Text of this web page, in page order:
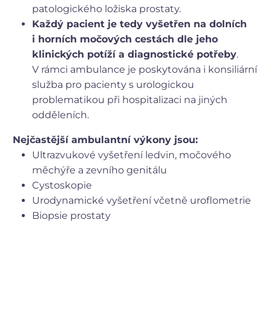
patologického ložiska prostaty.
Každý pacient je tedy vyšetřen na dolních
i horních močových cestách dle jeho
klinických potíží a diagnostické potřeby.
V rámci ambulance je poskytována i konsiliární
služba pro pacienty s urologickou
problematikou při hospitalizaci na jiných
odděleních.
Nejčastější ambulantní výkony jsou:
Ultrazvukové vyšetření ledvin, močového
měchýře a zevního genitálu
Cystoskopie
Urodynamické vyšetření včetně uroflometrie
Biopsie prostaty